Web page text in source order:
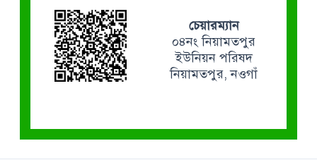
চেয়ারম্যান
০৪নং নিয়ামতপুর
ইউনিয়ন পরিষদ
নিয়ামতপুর, নওগাঁ